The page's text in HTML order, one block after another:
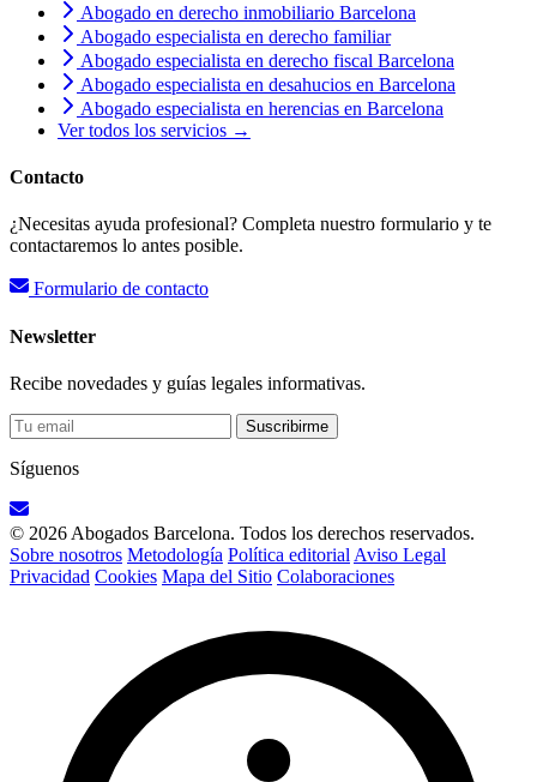
Abogado en derecho inmobiliario Barcelona
Abogado especialista en derecho familiar
Abogado especialista en derecho fiscal Barcelona
Abogado especialista en desahucios en Barcelona
Abogado especialista en herencias en Barcelona
Ver todos los servicios →
Contacto
¿Necesitas ayuda profesional? Completa nuestro formulario y te
contactaremos lo antes posible.
Formulario de contacto
Newsletter
Recibe novedades y guías legales informativas.
Suscribirme
Síguenos
© 2026 Abogados Barcelona. Todos los derechos reservados.
Sobre nosotros Metodología Política editorial Aviso Legal
Privacidad Cookies Mapa del Sitio Colaboraciones